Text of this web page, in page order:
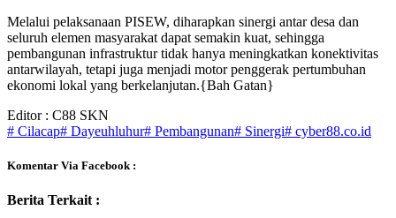
Melalui pelaksanaan PISEW, diharapkan sinergi antar desa dan
seluruh elemen masyarakat dapat semakin kuat, sehingga
pembangunan infrastruktur tidak hanya meningkatkan konektivitas
antarwilayah, tetapi juga menjadi motor penggerak pertumbuhan
ekonomi lokal yang berkelanjutan.{Bah Gatan}
Editor : C88 SKN
# Cilacap# Dayeuhluhur# Pembangunan# Sinergi# cyber88.co.id
Komentar Via Facebook :
Berita Terkait :